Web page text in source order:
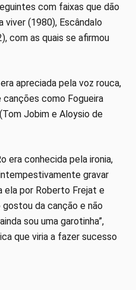
com faixas que dão
viver (1980), Escândalo
com as quais se afirmou
apreciada pela voz rouca,
canções como Fogueira
Jobim e Aloysio de
era conhecida pela ironia,
gravar
ela por Roberto Frejat e
gostou da canção e não
sou uma garotinha”,
que viria a fazer sucesso